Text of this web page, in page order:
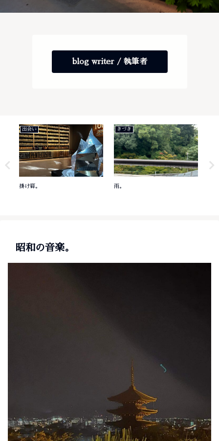
blog writer / 執筆者
出会い
掛け算。
きづき
雨。
昭和の音楽。